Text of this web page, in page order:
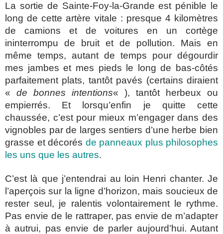
La sortie de Sainte-Foy-la-Grande est pénible le
long de cette artère vitale : presque 4 kilomètres
de camions et de voitures en un cortège
ininterrompu de bruit et de pollution. Mais en
même temps, autant de temps pour dégourdir
mes jambes et mes pieds le long de bas-côtés
parfaitement plats, tantôt pavés (certains diraient
« de bonnes intentions« ), tantôt herbeux ou
empierrés. Et lorsqu’enfin je quitte cette
chaussée, c’est pour mieux m’engager dans des
vignobles par de larges sentiers d’une herbe bien
grasse et décorés de panneaux plus philosophes
les uns que les autres.
C’est là que j’entendrai au loin Henri chanter. Je
l’aperçois sur la ligne d’horizon, mais soucieux de
rester seul, je ralentis volontairement le rythme.
Pas envie de le rattraper, pas envie de m’adapter
à autrui, pas envie de parler aujourd’hui. Autant